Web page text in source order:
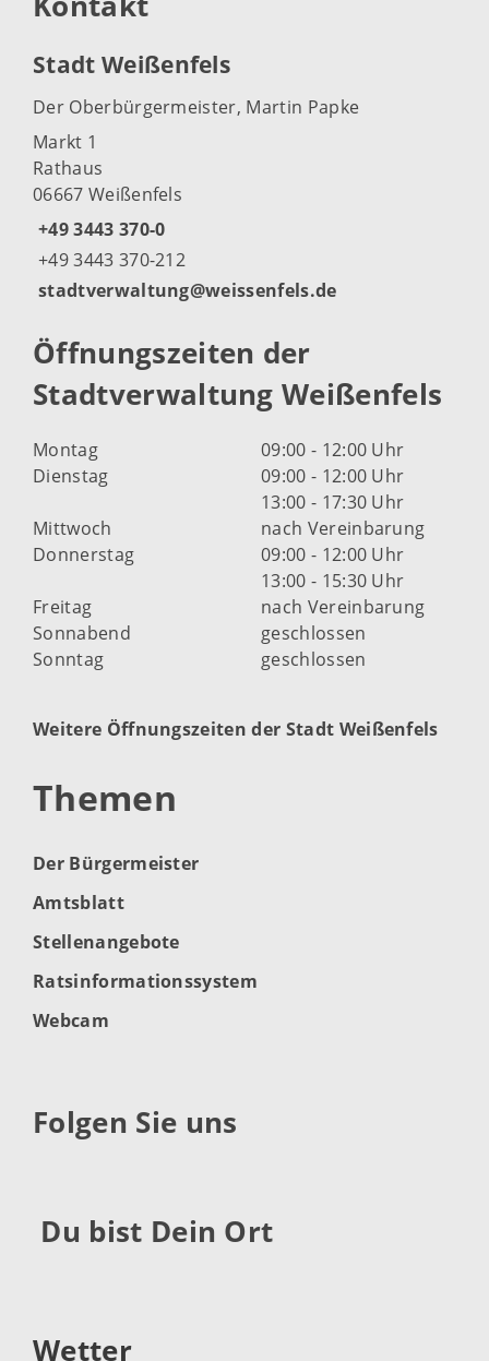
Stadt Weißenfels
Der Oberbürgermeister, Martin Papke
Markt 1
Rathaus
06667 Weißenfels
+49 3443 370-0
+49 3443 370-212
stadtverwaltung@weissenfels.de
Öffnungszeiten der
Stadtverwaltung Weißenfels
Montag
09:00 - 12:00 Uhr
Dienstag
09:00 - 12:00 Uhr
13:00 - 17:30 Uhr
Mittwoch
nach Vereinbarung
Donnerstag
09:00 - 12:00 Uhr
13:00 - 15:30 Uhr
Freitag
nach Vereinbarung
Sonnabend
geschlossen
Sonntag
geschlossen
Weitere Öffnungszeiten der Stadt Weißenfels
Themen
Der Bürgermeister
Amtsblatt
Stellenangebote
Ratsinformationssystem
Webcam
Folgen Sie uns
Du bist Dein Ort
Wetter